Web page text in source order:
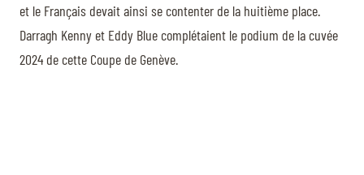
et le Français devait ainsi se contenter de la huitième place.
Darragh Kenny et Eddy Blue complétaient le podium de la cuvée
2024 de cette Coupe de Genève.